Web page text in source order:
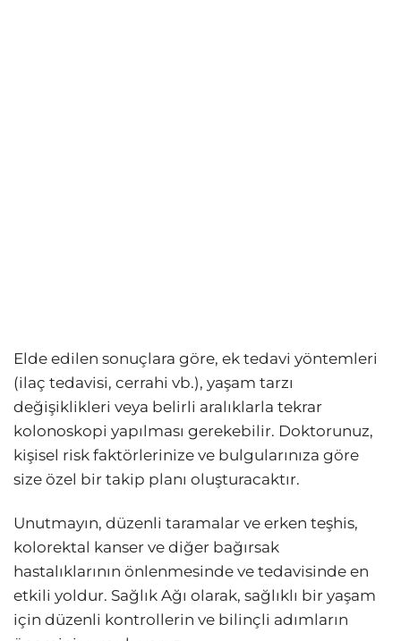
Elde edilen sonuçlara göre, ek tedavi yöntemleri
(ilaç tedavisi, cerrahi vb.), yaşam tarzı
değişiklikleri veya belirli aralıklarla tekrar
kolonoskopi yapılması gerekebilir. Doktorunuz,
kişisel risk faktörlerinize ve bulgularınıza göre
size özel bir takip planı oluşturacaktır.
Unutmayın, düzenli taramalar ve erken teşhis,
kolorektal kanser ve diğer bağırsak
hastalıklarının önlenmesinde ve tedavisinde en
etkili yoldur. Sağlık Ağı olarak, sağlıklı bir yaşam
için düzenli kontrollerin ve bilinçli adımların